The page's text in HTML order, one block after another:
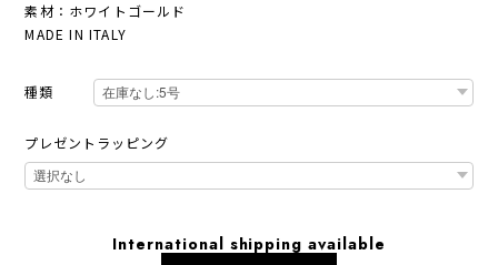
素材：ホワイトゴールド
MADE IN ITALY
種類
プレゼントラッピング
International shipping available